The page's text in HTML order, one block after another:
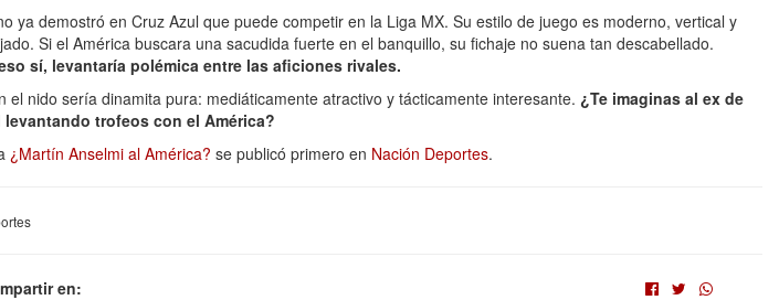
ya demostró en Cruz Azul que puede competir en la Liga MX. Su estilo de juego es moderno, vertical y
Si el América buscara una sacudida fuerte en el banquillo, su fichaje no suena tan descabellado.
sí, levantaría polémica entre las aficiones rivales.
el nido sería dinamita pura: mediáticamente atractivo y tácticamente interesante. ¿Te imaginas al ex de
levantando trofeos con el América?
¿Martín Anselmi al América? se publicó primero en Nación Deportes.
en: